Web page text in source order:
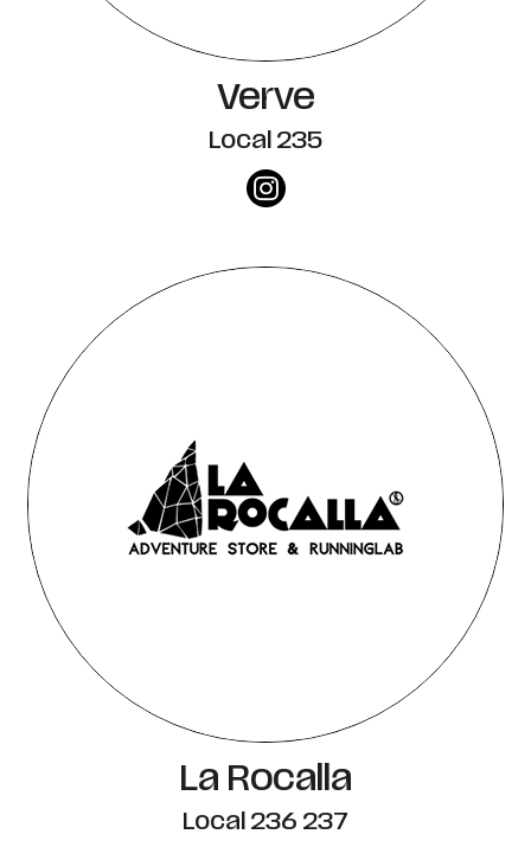
Verve
Local 235
La Rocalla
Local 236 237